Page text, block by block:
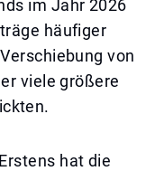
im Jahr 2026
häufiger
von
viele größere
hat die